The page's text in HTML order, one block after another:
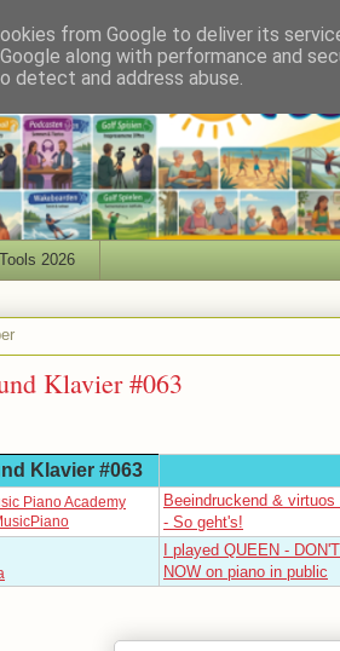
2026
Klavier #063
Klavier #063
Piano Academy
Beeindruckend &
- So geht's!
I played QUEEN -
NOW on piano in public
from Google to deliver its
along with performance and
detect and address abuse.